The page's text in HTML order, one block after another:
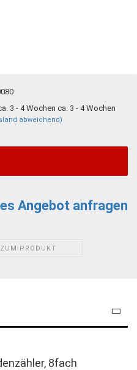
ca. 3 - 4 Wochen
abweichend)
Angebot anfragen
ZUM PRODUKT
8fach